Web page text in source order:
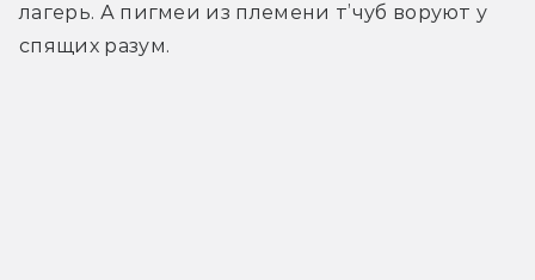
лагерь. А пигмеи из племени т’чуб воруют у
спящих разум.